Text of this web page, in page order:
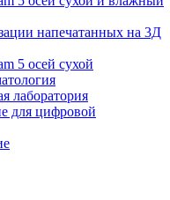
напечатанных на 3Д
5 осей сухой
лаборатория
для цифровой